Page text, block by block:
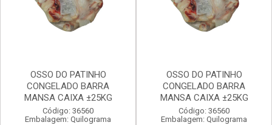
OSSO DO PATINHO
CONGELADO BARRA
MANSA CAIXA ±25KG
Código: 36560
Embalagem: Quilograma
OSSO DO PATINHO
CONGELADO BARRA
MANSA CAIXA ±25KG
Código: 36560
Embalagem: Quilograma